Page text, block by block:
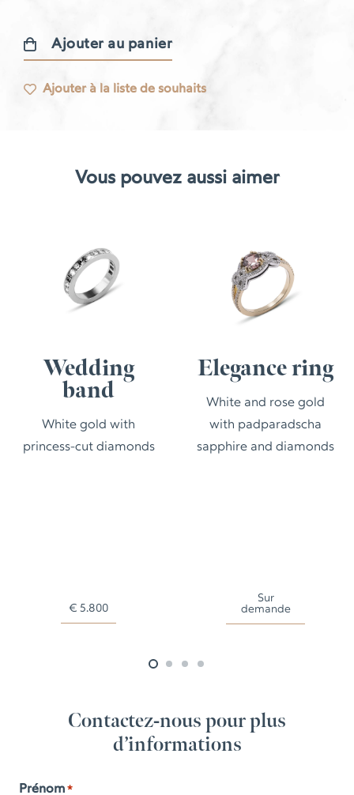
quantité
de
Ajouter au panier
Ajouter à la liste de souhaits
Vous pouvez aussi aimer
Wedding
band
White gold with
princess-cut diamonds
€ 5.800
Elegance ring
White and rose gold
with padparadscha
sapphire and diamonds
Sur
demande
Contactez-nous pour plus
d’informations
Prénom *